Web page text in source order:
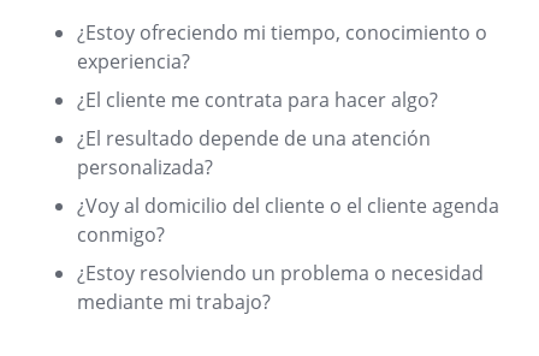
¿Estoy ofreciendo mi tiempo, conocimiento o
experiencia?
¿El cliente me contrata para hacer algo?
¿El resultado depende de una atención
personalizada?
¿Voy al domicilio del cliente o el cliente agenda
conmigo?
¿Estoy resolviendo un problema o necesidad
mediante mi trabajo?